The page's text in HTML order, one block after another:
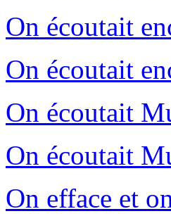
On écoutait
On écoutait
On écoutait
On écoutait
On efface et